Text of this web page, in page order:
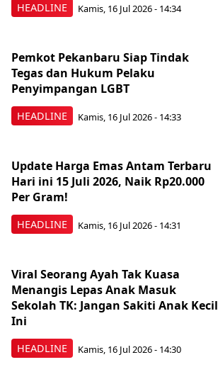
HEADLINE Kamis, 16 Jul 2026 - 14:34
HEADLINE
Pemkot Pekanbaru Siap Tindak
Tegas dan Hukum Pelaku
Penyimpangan LGBT
Kamis, 16 Jul 2026 - 14:33
HEADLINE
Update Harga Emas Antam Terbaru
Hari ini 15 Juli 2026, Naik Rp20.000
Per Gram!
Kamis, 16 Jul 2026 - 14:31
HEADLINE
Viral Seorang Ayah Tak Kuasa
Menangis Lepas Anak Masuk
Sekolah TK: Jangan Sakiti Anak Kecil
Ini
Kamis, 16 Jul 2026 - 14:30